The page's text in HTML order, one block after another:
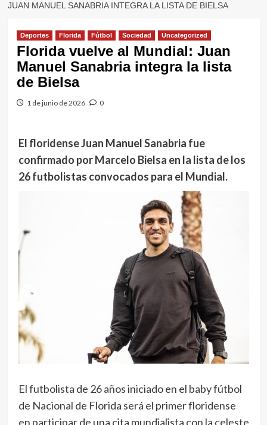
JUAN MANUEL SANABRIA INTEGRA LA LISTA DE BIELSA
Deportes Florida Fútbol Sociedad Uncategorized
Florida vuelve al Mundial: Juan
Manuel Sanabria integra la lista
de Bielsa
1 de junio de 2026 0
El floridense Juan Manuel Sanabria fue
confirmado por Marcelo Bielsa en la lista de los
26 futbolistas convocados para el Mundial.
El futbolista de 26 años iniciado en el baby fútbol
de Nacional de Florida será el primer floridense
en participar de una cita mundialista con la celeste